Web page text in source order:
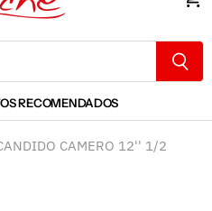
RECOMENDADOS
CAMERO 12'' 1/2